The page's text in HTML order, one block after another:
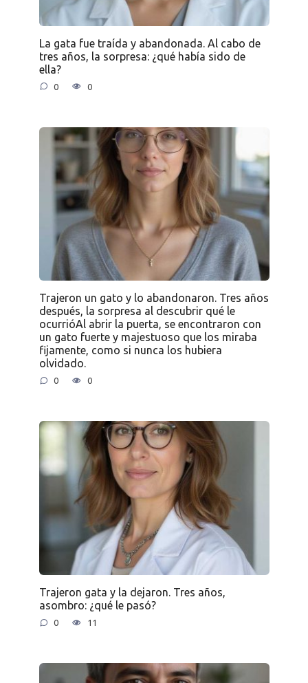
La gata fue traída y abandonada. Al cabo de
tres años, la sorpresa: ¿qué había sido de
ella?
0 0
Trajeron un gato y lo abandonaron. Tres años
después, la sorpresa al descubrir qué le
ocurrióAl abrir la puerta, se encontraron con
un gato fuerte y majestuoso que los miraba
fijamente, como si nunca los hubiera
olvidado.
0 0
Trajeron gata y la dejaron. Tres años,
asombro: ¿qué le pasó?
0 11